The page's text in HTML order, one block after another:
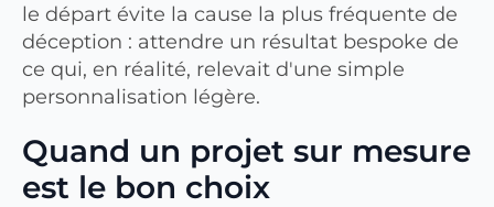
le départ évite la cause la plus fréquente de
déception : attendre un résultat bespoke de
ce qui, en réalité, relevait d'une simple
personnalisation légère.
Quand un projet sur mesure
est le bon choix